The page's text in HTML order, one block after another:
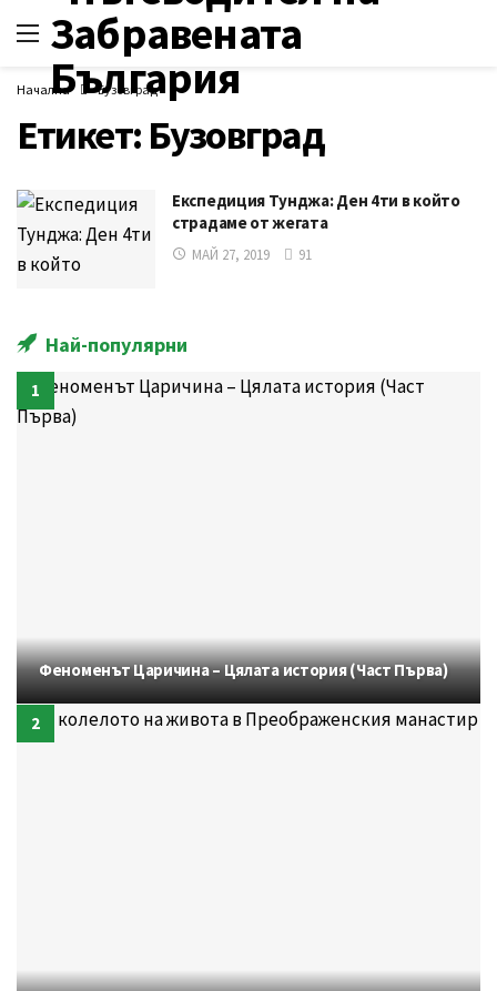
Начална Бузовград
Етикет: Бузовград
Експедиция Тунджа: Ден 4ти в който
страдаме от жегата
МАЙ 27, 2019 91
Най-популярни
Феноменът Царичина – Цялата история (Част Първа)